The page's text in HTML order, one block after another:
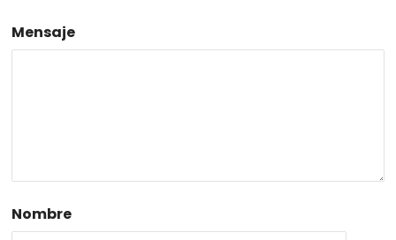
Mensaje
Nombre